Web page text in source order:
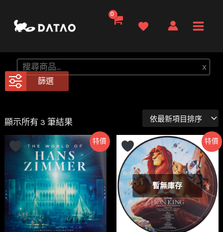
要
內
Menu
搜
尋
x
篩選
顯示所有 3 筆結果
新
項
目
排
序
特價 特價
暫無庫存